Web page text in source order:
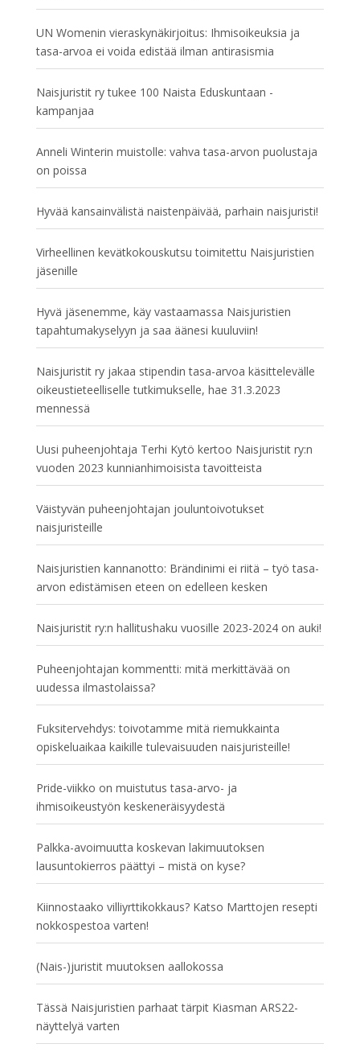
UN Womenin vieraskynäkirjoitus: Ihmisoikeuksia ja
tasa-arvoa ei voida edistää ilman antirasismia
Naisjuristit ry tukee 100 Naista Eduskuntaan -
kampanjaa
Anneli Winterin muistolle: vahva tasa-arvon puolustaja
on poissa
Hyvää kansainvälistä naistenpäivää, parhain naisjuristi!
Virheellinen kevätkokouskutsu toimitettu Naisjuristien
jäsenille
Hyvä jäsenemme, käy vastaamassa Naisjuristien
tapahtumakyselyyn ja saa äänesi kuuluviin!
Naisjuristit ry jakaa stipendin tasa-arvoa käsittelevälle
oikeustieteelliselle tutkimukselle, hae 31.3.2023
mennessä
Uusi puheenjohtaja Terhi Kytö kertoo Naisjuristit ry:n
vuoden 2023 kunnianhimoisista tavoitteista
Väistyvän puheenjohtajan jouluntoivotukset
naisjuristeille
Naisjuristien kannanotto: Brändinimi ei riitä – työ tasa-
arvon edistämisen eteen on edelleen kesken
Naisjuristit ry:n hallitushaku vuosille 2023-2024 on auki!
Puheenjohtajan kommentti: mitä merkittävää on
uudessa ilmastolaissa?
Fuksitervehdys: toivotamme mitä riemukkainta
opiskeluaikaa kaikille tulevaisuuden naisjuristeille!
Pride-viikko on muistutus tasa-arvo- ja
ihmisoikeustyön keskeneräisyydestä
Palkka-avoimuutta koskevan lakimuutoksen
lausuntokierros päättyi – mistä on kyse?
Kiinnostaako villiyrttikokkaus? Katso Marttojen resepti
nokkospestoa varten!
(Nais-)juristit muutoksen aallokossa
Tässä Naisjuristien parhaat tärpit Kiasman ARS22-
näyttelyä varten